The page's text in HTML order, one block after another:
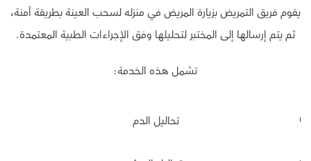
يقوم فريق التمريض بزيارة المريض في منزله لسحب العينة بطريقة آمنة،
ثم يتم إرسالها إلى المختبر لتحليلها وفق الإجراءات الطبية المعتمدة.
تشمل هذه الخدمة:
تحاليل الدم